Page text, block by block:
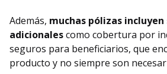
Además, muchas pólizas
adicionalescomo cobertura por
seguros para beneficiarios, que
producto y no siempre son